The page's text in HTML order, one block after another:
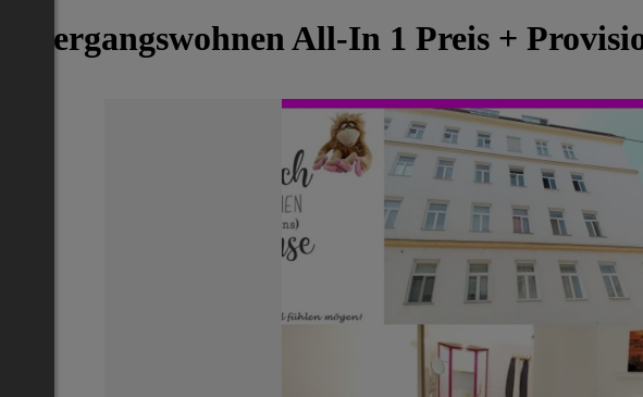
Übergangswohnen All-In 1 Preis +